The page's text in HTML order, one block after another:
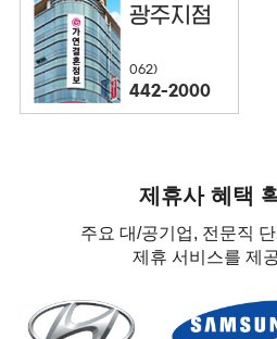
광주지점
062)
442-2000
제휴사 혜택
주요 대/공기업, 전문직
제휴 서비스를 제